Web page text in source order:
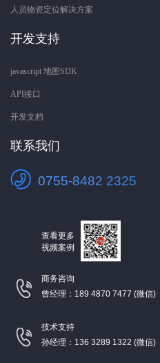
人员物资定位解决方案
开发支持
javascript 地图SDK
API接口
开发文档
联系我们
0755-8482 2325
查看更多
视频案例
商务咨询
曾经理：189 4870 7477 (微信)
技术支持
孙经理：136 3289 1322 (微信)